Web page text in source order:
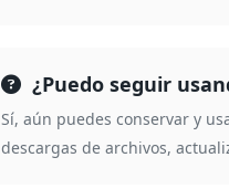
¿Puedo seguir
Sí, aún puedes conservar y
descargas de archivos,